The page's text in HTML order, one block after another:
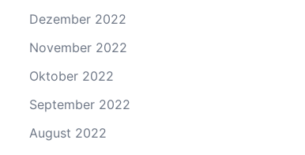
Dezember 2022
November 2022
Oktober 2022
September 2022
August 2022